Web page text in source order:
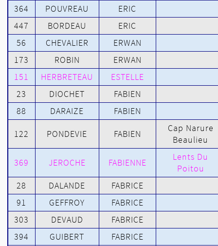
364
POUVREAU
ERIC
447
BORDEAU
ERIC
56
CHEVALIER
ERWAN
173
ROBIN
ERWAN
151
HERBRETEAU
ESTELLE
23
DIOCHET
FABIEN
88
DARAIZE FABIEN
122 PONDEVIE FABIEN
Cap Narure
Beaulieu
369 JEROCHE FABIENNE
Lents Du
Poitou
28
DALANDE
FABRICE
91
GEFFROY
FABRICE
303
DEVAUD
FABRICE
394
GUIBERT
FABRICE